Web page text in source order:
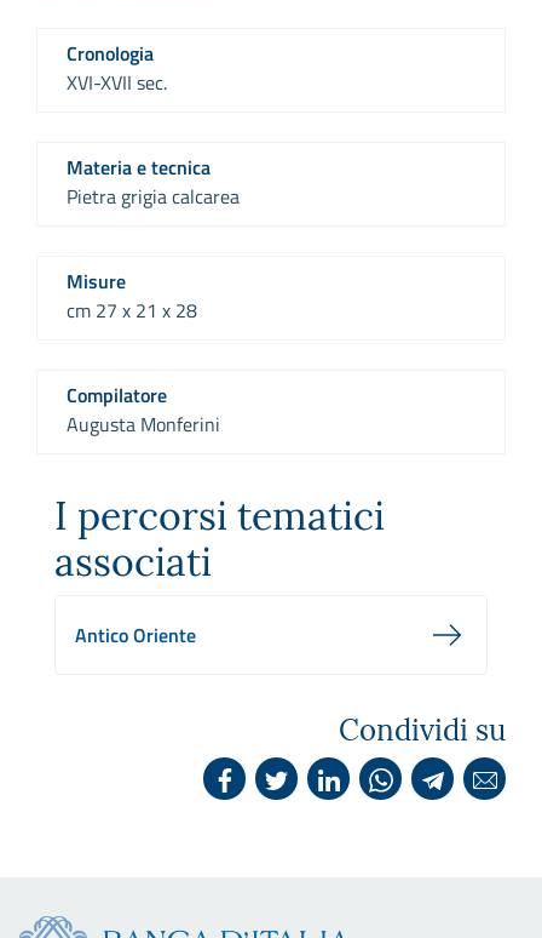
Cronologia
XVI-XVII sec.
Materia e tecnica
Pietra grigia calcarea
Misure
cm 27 x 21 x 28
Compilatore
Augusta Monferini
I percorsi tematici
associati
Antico Oriente
Condividi su